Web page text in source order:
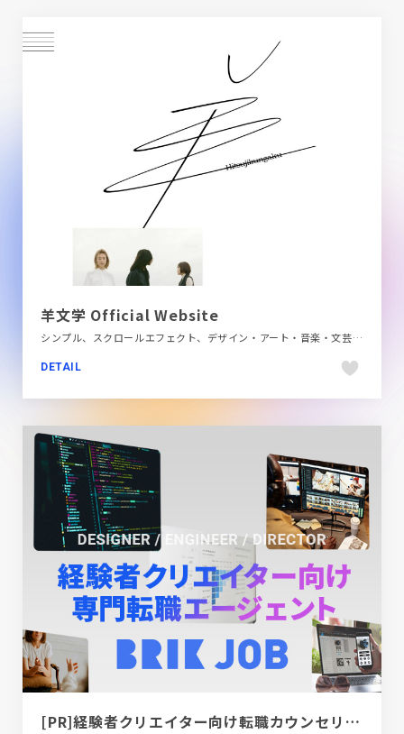
羊文学 Official Website
シンプル、スクロールエフェクト、デザイン・アート・音楽・文芸、ナチュラル、フラットデザイン、ブランド・サービスサイト、ホワイト系、手書き・ハンドメイド
DETAIL
[PR]経験者クリエイター向け転職カウンセリング｜デザイナー / ディレクター / エンジニア